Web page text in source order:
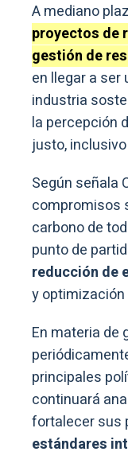
A mediano
proyectos de
gestión de
en llegar a ser
industria
la percepción
justo,
Según señala
compromisos
carbono de
punto de
reducción de
y optimización
En materia de
principales
continuará
fortalecer sus
estándares